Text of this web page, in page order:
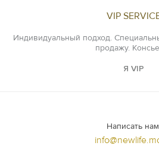
VIP
Индивидуальный подход.
продажу.
Я VIP
Написать